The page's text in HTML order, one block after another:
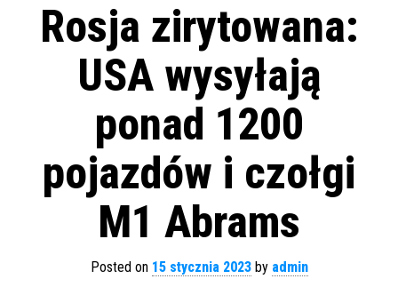
Rosja zirytowana:
USA wysyłają
ponad 1200
pojazdów i czołgi
M1 Abrams
Posted on 15 stycznia 2023by admin